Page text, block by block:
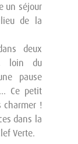
un séjour
de la
deux
loin du
pause
Ce petit
charmer !
dans la
Verte.